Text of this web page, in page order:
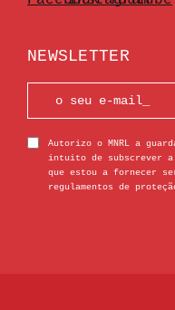
NEWSLETTER
Autorizo o MNRL a
intuito de subscrever
que estou a fornecer
regulamentos de